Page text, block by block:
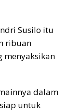
Susilo itu
ribuan
menyaksikan
dalam
untuk